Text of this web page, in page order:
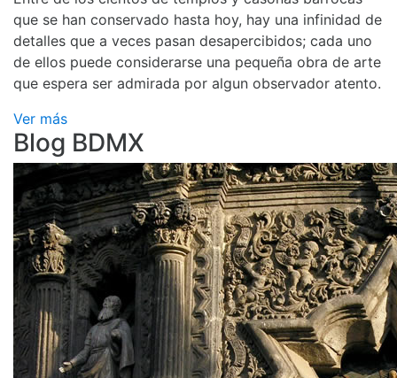
que se han conservado hasta hoy, hay una infinidad de
detalles que a veces pasan desapercibidos; cada uno
de ellos puede considerarse una pequeña obra de arte
que espera ser admirada por algun observador atento.
Ver más
Blog BDMX